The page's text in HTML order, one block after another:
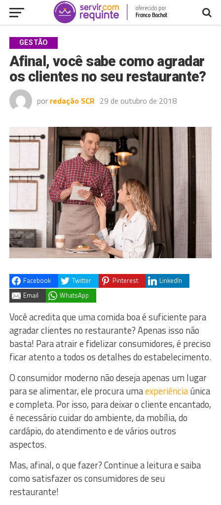
GESTÃO
Afinal, você sabe como agradar
os clientes no seu restaurante?
por redação SCR 29 de outubro de 2018
Facebook Twitter Pinterest
LinkedIn
Email
WhatsApp
Você acredita que uma comida boa é suficiente para
agradar clientes no restaurante? Apenas isso não
basta! Para atrair e fidelizar consumidores, é preciso
ficar atento a todos os detalhes do estabelecimento.
O consumidor moderno não deseja apenas um lugar
para se alimentar, ele procura umaexperiênciaúnica
e completa. Por isso, para deixar o cliente encantado,
é necessário cuidar do ambiente, da mobília, do
cardápio, do atendimento e de vários outros
aspectos.
Mas, afinal, o que fazer? Continue a leitura e saiba
como satisfazer os consumidores de seu
restaurante!